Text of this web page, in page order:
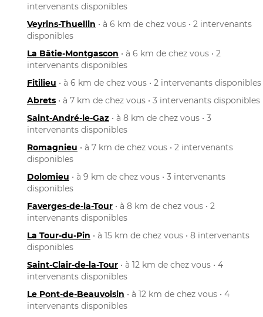
intervenants disponibles
Veyrins-Thuellin • à 6 km de chez vous • 2 intervenants
disponibles
La Bâtie-Montgascon • à 6 km de chez vous • 2
intervenants disponibles
Fitilieu • à 6 km de chez vous • 2 intervenants disponibles
Abrets • à 7 km de chez vous • 3 intervenants disponibles
Saint-André-le-Gaz • à 8 km de chez vous • 3
intervenants disponibles
Romagnieu • à 7 km de chez vous • 2 intervenants
disponibles
Dolomieu • à 9 km de chez vous • 3 intervenants
disponibles
Faverges-de-la-Tour • à 8 km de chez vous • 2
intervenants disponibles
La Tour-du-Pin • à 15 km de chez vous • 8 intervenants
disponibles
Saint-Clair-de-la-Tour • à 12 km de chez vous • 4
intervenants disponibles
Le Pont-de-Beauvoisin • à 12 km de chez vous • 4
intervenants disponibles